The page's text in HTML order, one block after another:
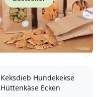
Keksdieb Hundekekse
Hüttenkäse Ecken